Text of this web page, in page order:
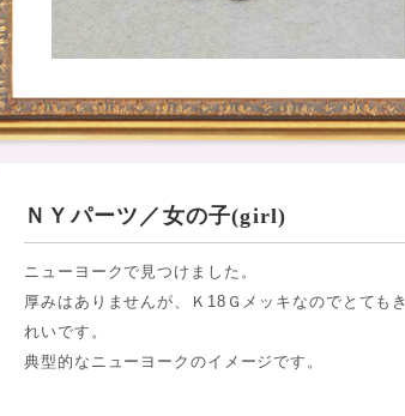
ＮＹパーツ／女の子(girl)
ニューヨークで見つけました。
厚みはありませんが、Ｋ18Ｇメッキなのでとてもき
れいです。
典型的なニューヨークのイメージです。